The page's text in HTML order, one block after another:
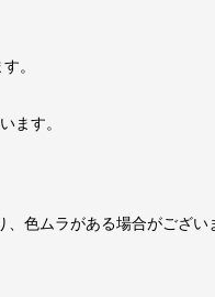
。
ます。
色ムラがある場合がござい